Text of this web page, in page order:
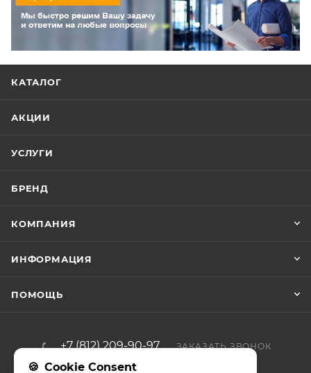
КАТАЛОГ
АКЦИИ
УСЛУГИ
БРЕНД
КОМПАНИЯ
ИНФОРМАЦИЯ
ПОМОЩЬ
+7 (812) 209-90-97 ЗАКАЗАТЬ ЗВОНОК
Cookie Consent